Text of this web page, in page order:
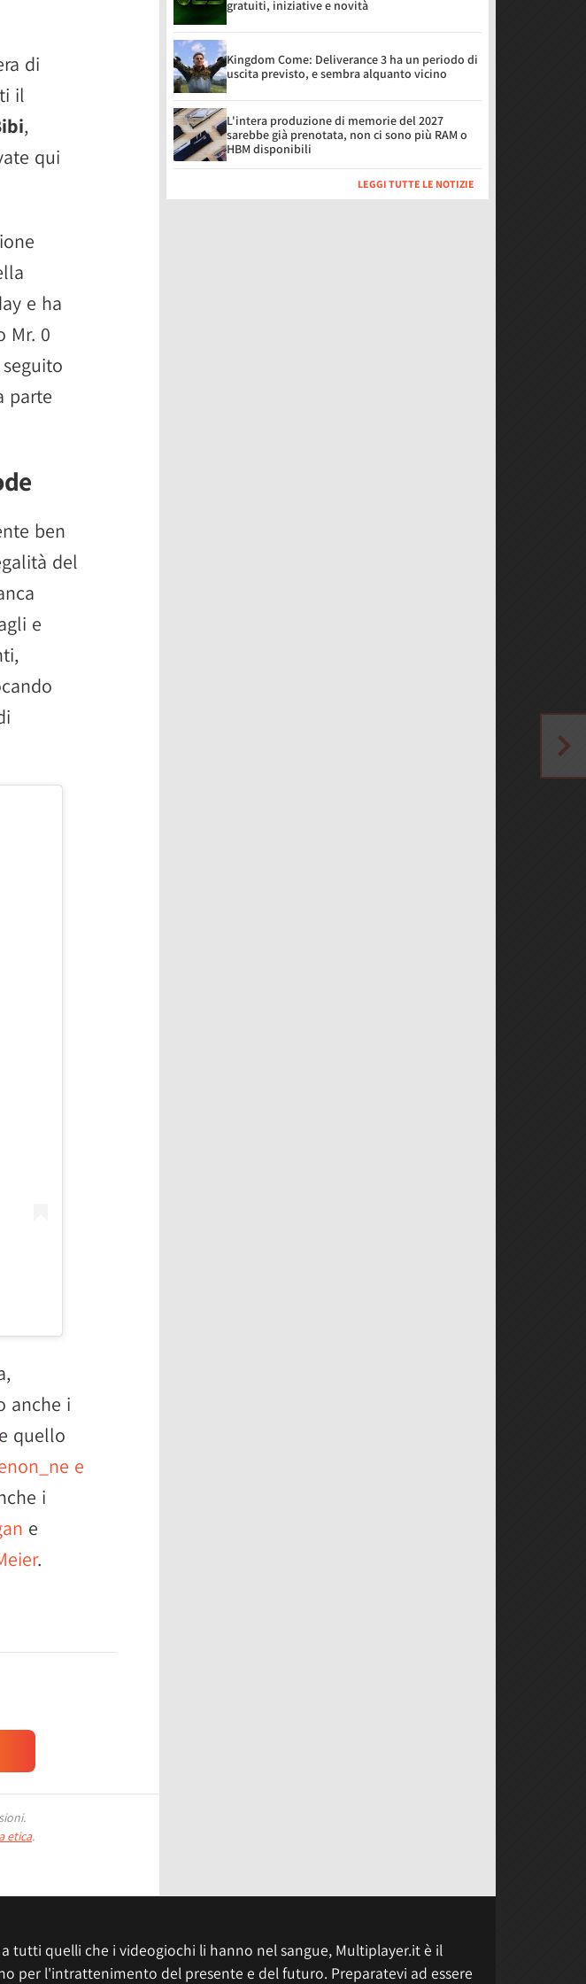
di
il
,
qui
e ha
Mr. 0
parte
ben
del
e
anche i
e quello
e
i
e
.
etica.
gratuiti, iniziative e novità
Kingdom Come: Deliverance 3 ha un periodo di
uscita previsto, e sembra alquanto vicino
L'intera produzione di memorie del 2027
sarebbe già prenotata, non ci sono più RAM o
HBM disponibili
LEGGI TUTTE LE NOTIZIE
tutti quelli che i videogiochi li hanno nel sangue, Multiplayer.it è il
per l'intrattenimento del presente e del futuro. Preparatevi ad essere